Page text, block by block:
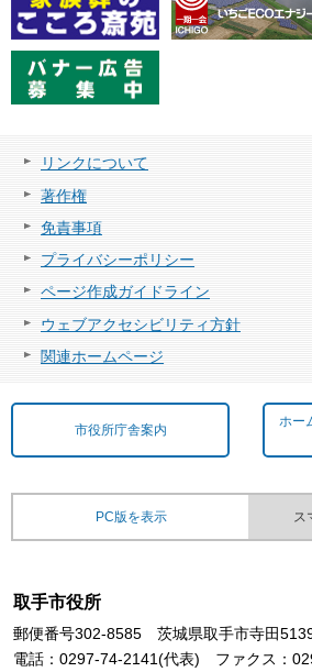
リンクについて
著作権
免責事項
プライバシーポリシー
ページ作成ガイドライン
ウェブアクセシビリティ方針
関連ホームページ
市役所庁舎案内
ホー
PC版を表示 ス
取手市役所
郵便番号302-8585 茨城県取手市寺田
電話：0297-74-2141(代表) ファクス：